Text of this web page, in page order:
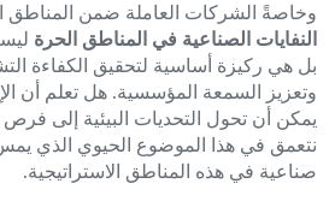
وخاصةً الشركات العاملة ضمن المناطق
النفايات الصناعية في المناطق الحرة
بل هي ركيزة أساسية لتحقيق الكفاءة
وتعزيز السمعة المؤسسية. هل تعلم أن
يمكن أن تحول التحديات البيئية إلى فرص
نتعمق في هذا الموضوع الحيوي الذي
صناعية في هذه المناطق الاستراتيجية.